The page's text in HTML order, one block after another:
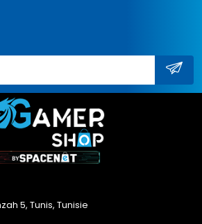
5, Tunis, Tunisie